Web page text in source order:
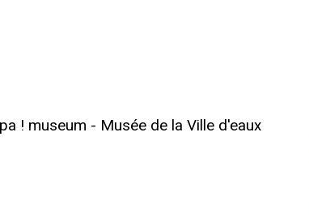
! museum - Musée de la Ville d'eaux